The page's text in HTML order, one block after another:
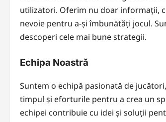
utilizatori. Oferim nu doar informații,
nevoie pentru a-și îmbunătăți jocul.
descoperi cele mai bune strategii.
Echipa Noastră
Suntem o echipă pasionată de
timpul și eforturile pentru a crea un
echipei contribuie cu idei și soluții